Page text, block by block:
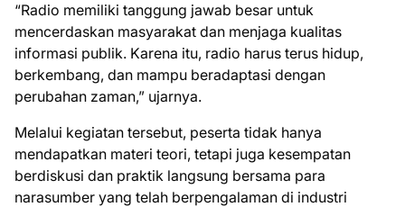
“Radio memiliki tanggung jawab besar untuk
mencerdaskan masyarakat dan menjaga kualitas
informasi publik. Karena itu, radio harus terus hidup,
berkembang, dan mampu beradaptasi dengan
perubahan zaman,” ujarnya.
Melalui kegiatan tersebut, peserta tidak hanya
mendapatkan materi teori, tetapi juga kesempatan
berdiskusi dan praktik langsung bersama para
narasumber yang telah berpengalaman di industri